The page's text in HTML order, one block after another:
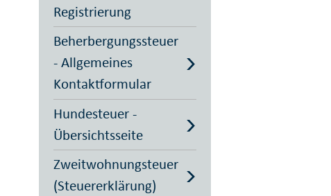
Registrierung
Beherbergungssteuer
- Allgemeines
Kontaktformular
Hundesteuer -
Übersichtsseite
Zweitwohnungsteuer
(Steuererklärung)